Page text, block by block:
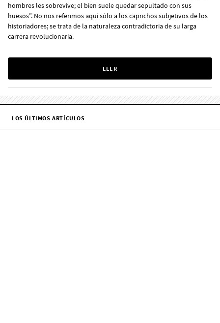
hombres les sobrevive; el bien suele quedar sepultado con sus
huesos”. No nos referimos aquí sólo a los caprichos subjetivos de los
historiadores; se trata de la naturaleza contradictoria de su larga
carrera revolucionaria.
LEER
LOS ÚLTIMOS ARTÍCULOS